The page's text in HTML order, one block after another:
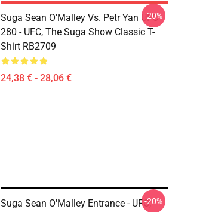
Suga Sean O'Malley Vs. Petr Yan UFC
280 - UFC, The Suga Show Classic T-
Shirt RB2709
24,38 € - 28,06 €
-20%
Suga Sean O'Malley Entrance - UFC,-20%